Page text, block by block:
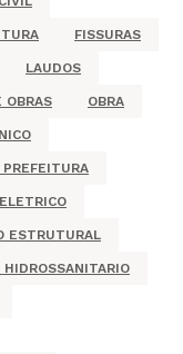
FISSURAS
LAUDOS
OBRAS OBRA
ESTRUTURAL